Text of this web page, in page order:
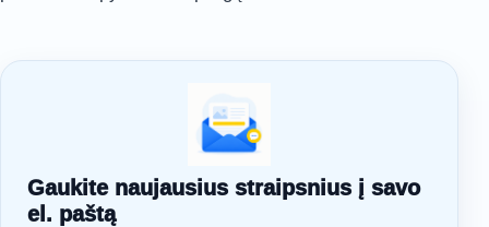
Gaukite naujausius straipsnius į savo
el. paštą